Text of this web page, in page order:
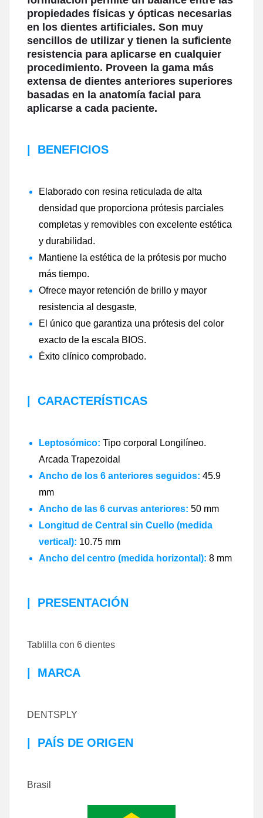
propiedades físicas y ópticas necesarias
en los dientes artificiales. Son muy
sencillos de utilizar y tienen la suficiente
resistencia para aplicarse en cualquier
procedimiento. Proveen la gama más
extensa de dientes anteriores superiores
basadas en la anatomía facial para
aplicarse a cada paciente.
BENEFICIOS
Elaborado con resina reticulada de alta
densidad que proporciona prótesis parciales
completas y removibles con excelente estética
y durabilidad.
Mantiene la estética de la prótesis por mucho
más tiempo.
Ofrece mayor retención de brillo y mayor
resistencia al desgaste,
El único que garantiza una prótesis del color
exacto de la escala BIOS.
Éxito clínico comprobado.
CARACTERÍSTICAS
Leptosómico: Tipo corporal Longilíneo.
Arcada Trapezoidal
Ancho de los 6 anteriores seguidos: 45.9
mm
Ancho de las 6 curvas anteriores: 50 mm
Longitud de Central sin Cuello (medida
vertical): 10.75 mm
Ancho del centro (medida horizontal): 8 mm
PRESENTACIÓN
Tablilla con 6 dientes
MARCA
DENTSPLY
PAÍS DE ORIGEN
Brasil